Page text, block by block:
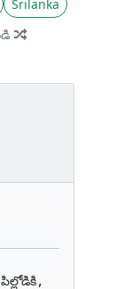
Srilanka